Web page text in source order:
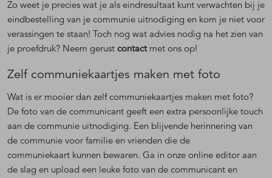
Zo weet je precies wat je als eindresultaat kunt verwachten bij je
eindbestelling van je communie uitnodiging en kom je niet voor
verassingen te staan! Toch nog wat advies nodig na het zien van
je proefdruk? Neem gerust contactmet ons op!
Zelf communiekaartjes maken met foto
Wat is er mooier dan zelf communiekaartjes maken met foto?
De foto van de communicant geeft een extra persoonlijke touch
aan de communie uitnodiging. Een blijvende herinnering van
de communie voor familie en vrienden die de
communiekaart kunnen bewaren. Ga in onze online editor aan
de slag en upload een leuke foto van de communicant en